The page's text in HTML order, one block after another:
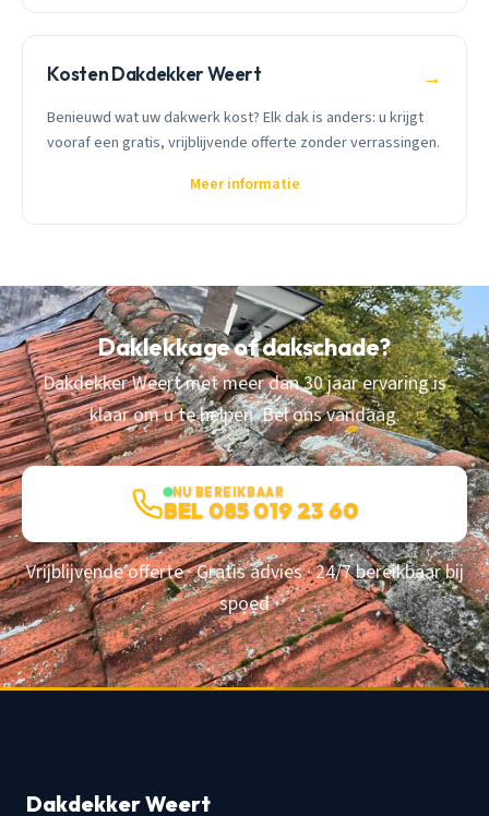
Kosten Dakdekker Weert →
Benieuwd wat uw dakwerk kost? Elk dak is anders: u krijgt
vooraf een gratis, vrijblijvende offerte zonder verrassingen.
Meer informatie
Daklekkage of dakschade?
Dakdekker Weert met meer dan 30 jaar ervaring is
klaar om u te helpen. Bel ons vandaag.
NU BEREIKBAAR
BEL 085 019 23 60
Vrijblijvende offerte · Gratis advies · 24/7 bereikbaar bij
spoed
Dakdekker Weert